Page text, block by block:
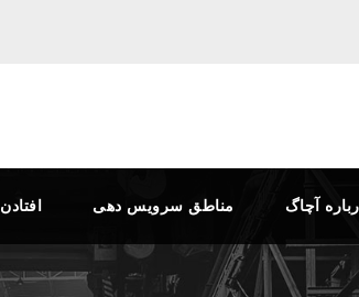
افتادن مناطق سرویس دهی آچاگ